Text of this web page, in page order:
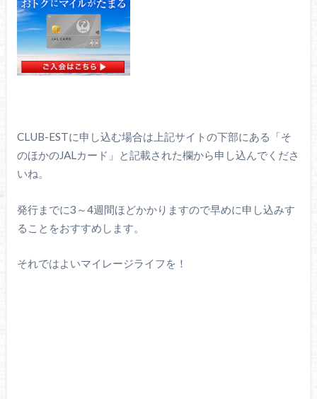
CLUB-ESTに申し込む場合は上記サイトの下部にある「そ
のほかのJALカード」と記載された欄から申し込んでくださ
いね。
発行までに3～4週間ほどかかりますので早めに申し込みす
ることをおすすめします。
それではよいマイレージライフを！